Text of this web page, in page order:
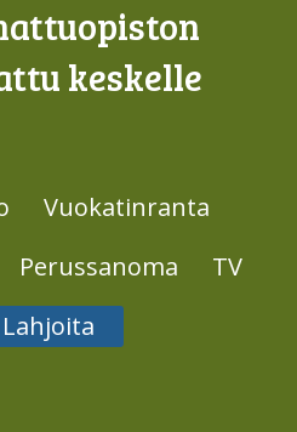
keskelle
Vuokatinranta
Perussanoma
TV
Lahjoita